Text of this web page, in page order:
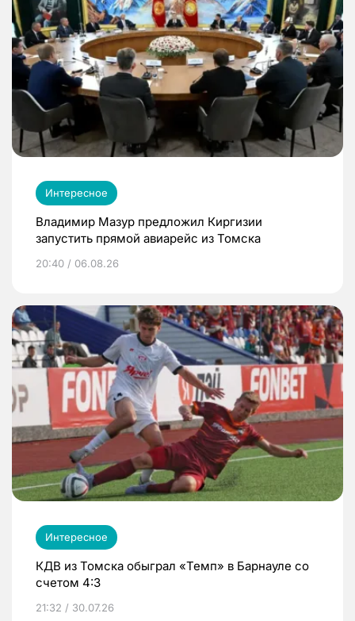
Интересное
Владимир Мазур предложил Киргизии
запустить прямой авиарейс из Томска
20:40 / 06.08.26
Интересное
КДВ из Томска обыграл «Темп» в Барнауле со
счетом 4:3
21:32 / 30.07.26